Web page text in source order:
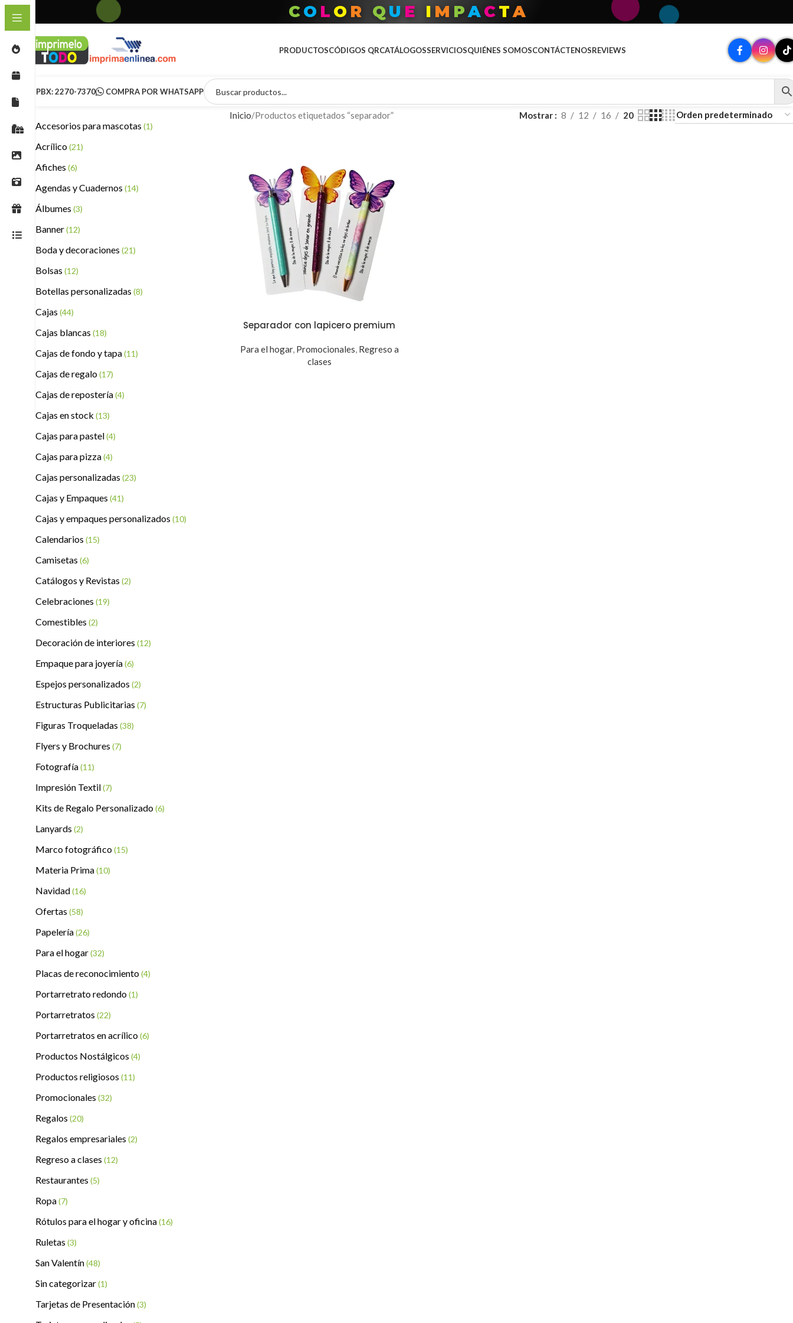
CO L O R Q U E I M PACTA
PRODUCTOSCÓDIGOS QRCATÁLOGOSSERVICIOSQUIÉNES SOMOSCONTÁCTENOSREVIEWS
PBX: 2270-7370 COMPRA POR WHATSAPP
Accesorios para mascotas (1)
Acrílico(21)
Afiches (6)
Agendas y Cuadernos (14)
Álbumes (3)
Banner(12)
Boda y decoraciones (21)
Bolsas (12)
Botellas personalizadas (8)
Cajas (44)
Cajas blancas (18)
Cajas de fondo y tapa(11)
Cajas de regalo(17)
Cajas de repostería(4)
Cajas en stock (13)
Cajas para pastel(4)
Cajas para pizza(4)
Cajas personalizadas (23)
Cajas y Empaques (41)
Cajas y empaques personalizados (10)
Calendarios (15)
Camisetas (6)
Catálogos y Revistas (2)
Celebraciones (19)
Comestibles (2)
Decoración de interiores (12)
Empaque para joyería(6)
Espejos personalizados (2)
Estructuras Publicitarias (7)
Figuras Troqueladas (38)
Flyers y Brochures (7)
Fotografía(11)
Impresión Textil(7)
Kits de Regalo Personalizado(6)
Lanyards (2)
Marco fotográfico(15)
Materia Prima(10)
Navidad(16)
Ofertas (58)
Papelería(26)
Para el hogar(32)
Placas de reconocimiento(4)
Portarretrato redondo(1)
Portarretratos (22)
Portarretratos en acrílico(6)
Productos Nostálgicos (4)
Productos religiosos (11)
Promocionales (32)
Regalos (20)
Regalos empresariales (2)
Regreso a clases (12)
Restaurantes (5)
Ropa(7)
Rótulos para el hogar y oficina(16)
Ruletas (3)
San Valentín(48)
Sin categorizar(1)
Tarjetas de Presentación(3)
Inicio Productos etiquetados “separador” Mostrar 8 12 16 20
Separador con lapicero premium
Para el hogar, Promocionales, Regreso a
clases